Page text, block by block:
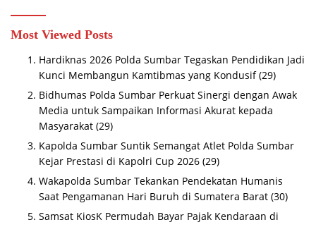
Most Viewed Posts
Hardiknas 2026 Polda Sumbar Tegaskan Pendidikan Jadi
Kunci Membangun Kamtibmas yang Kondusif (29)
Bidhumas Polda Sumbar Perkuat Sinergi dengan Awak
Media untuk Sampaikan Informasi Akurat kepada
Masyarakat (29)
Kapolda Sumbar Suntik Semangat Atlet Polda Sumbar
Kejar Prestasi di Kapolri Cup 2026 (29)
Wakapolda Sumbar Tekankan Pendekatan Humanis
Saat Pengamanan Hari Buruh di Sumatera Barat (30)
Samsat KiosK Permudah Bayar Pajak Kendaraan di